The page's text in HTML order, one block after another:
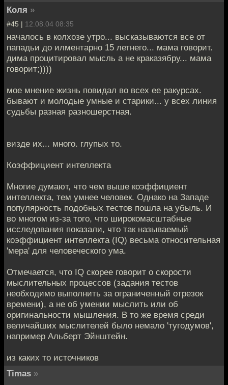
Коля »
#45 | 12.08.04 08:35
началось в колхозе утро... высказываются все от
пападьи до илментарно 15 летнего... мама говорит.
дима процитировал мысль а не краказябру... мама
говорит;))))
мое мнение жизнь повидал во всех ее ракурсах.
бывают и молодые умные и старики... у всех линия
судьбы разная разношерстная.
визде их... много. глупых то.
Коэффициент интеллекта
Многие думают, что чем выше коэффициент
интеллекта, тем умнее человек. Однако на Западе
популярность подобных тестов пошла на убыль. И
во многом из-за того, что широкомасштабные
исследования показали, что так называемый
коэффициент интеллекта (IQ) весьма относительная
'мера' для человеческого ума.
Отмечается, что IQ скорее говорит о скорости
мыслительных процессов (задания тестов
необходимо выполнить за ограниченный отрезок
времени), а не об умении мыслить или об
оригинальности мышления. В то же время среди
величайших мыслителей было немало 'тугодумов',
например Альберт Эйнштейн.
из каких то источников
Timas »